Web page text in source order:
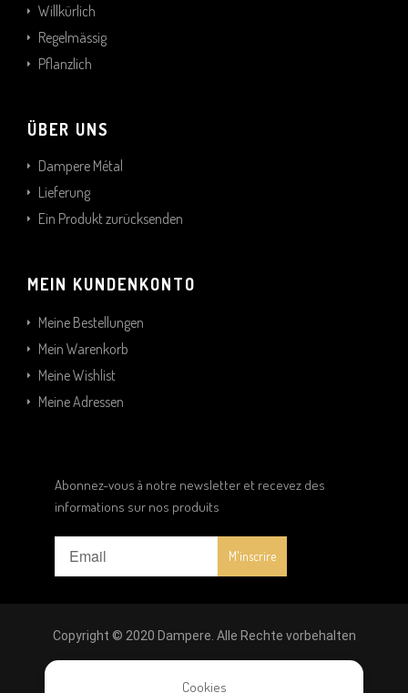
Willkürlich
Regelmässig
Pflanzlich
ÜBER UNS
Dampere Métal
Lieferung
Ein Produkt zurücksenden
MEIN KUNDENKONTO
Meine Bestellungen
Mein Warenkorb
Meine Wishlist
Meine Adressen
Abonnez-vous à notre newsletter et recevez des
informations sur nos produits
Copyright © 2020 Dampere. Alle Rechte vorbehalten
Rechtliche Hinweise| Datenschutz
Cookies